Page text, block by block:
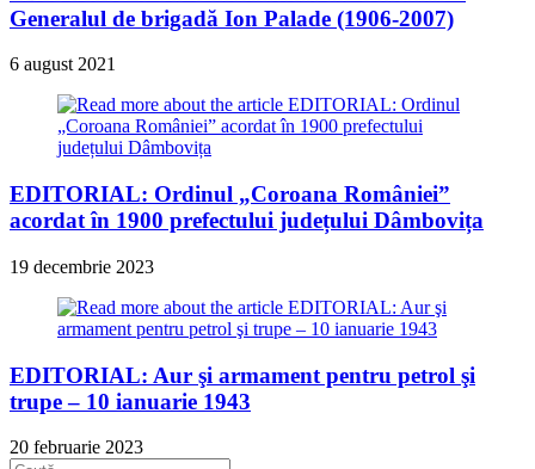
Generalul de brigadă Ion Palade (1906-2007)
6 august 2021
EDITORIAL: Ordinul „Coroana României”
acordat în 1900 prefectului județului Dâmbovița
19 decembrie 2023
EDITORIAL: Aur şi armament pentru petrol şi
trupe – 10 ianuarie 1943
20 februarie 2023